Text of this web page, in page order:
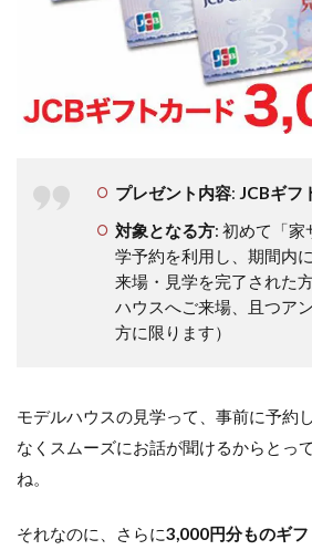
プレゼント内容: JCBギフ
対象となる方: 初めて「家
学予約を利用し、期間内
来場・見学を完了された
ハウスへご来場、且つア
方に限ります）
モデルハウスの見学って、事前に予約
なくスムーズにお話が聞けるからとっ
ね。
それなのに、さらに3,000円分ものギフ